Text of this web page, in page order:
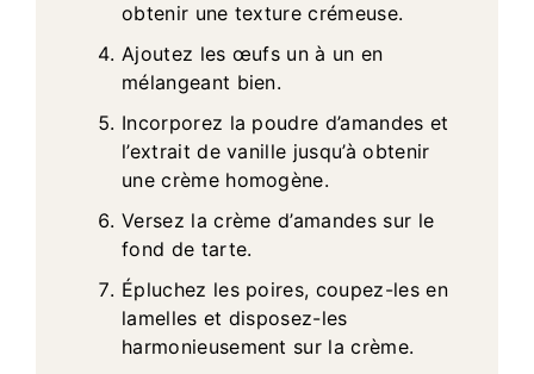
obtenir une texture crémeuse.
Ajoutez les œufs un à un en
mélangeant bien.
Incorporez la poudre d’amandes et
l’extrait de vanille jusqu’à obtenir
une crème homogène.
Versez la crème d’amandes sur le
fond de tarte.
Épluchez les poires, coupez-les en
lamelles et disposez-les
harmonieusement sur la crème.